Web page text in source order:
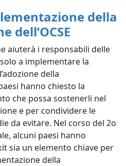
della
dell’OCSE
aiuterà i responsabili delle
a implementare la
della
hanno chiesto la
che possa sostenerli nel
e per condividere le
da evitare. Nel corso del 2o
alcuni paesi hanno
sia un elemento chiave per
della